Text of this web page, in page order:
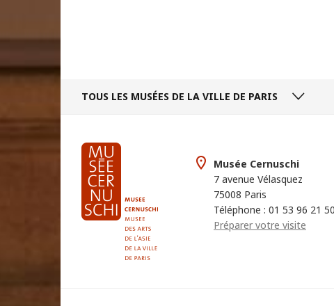
TOUS LES MUSÉES DE LA VILLE DE PARIS
Musée Cernuschi
7 avenue Vélasquez
75008 Paris
Téléphone : 01 53 96 21 50
Préparer votre visite